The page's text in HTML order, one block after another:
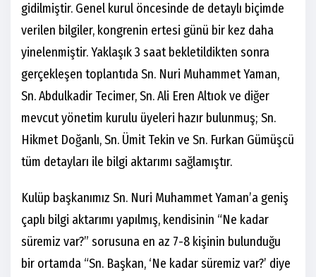
gidilmiştir. Genel kurul öncesinde de detaylı biçimde
verilen bilgiler, kongrenin ertesi günü bir kez daha
yinelenmiştir. Yaklaşık 3 saat bekletildikten sonra
gerçekleşen toplantıda Sn. Nuri Muhammet Yaman,
Sn. Abdulkadir Tecimer, Sn. Ali Eren Altıok ve diğer
mevcut yönetim kurulu üyeleri hazır bulunmuş; Sn.
Hikmet Doğanlı, Sn. Ümit Tekin ve Sn. Furkan Gümüşcü
tüm detayları ile bilgi aktarımı sağlamıştır.
Kulüp başkanımız Sn. Nuri Muhammet Yaman’a geniş
çaplı bilgi aktarımı yapılmış, kendisinin “Ne kadar
süremiz var?” sorusuna en az 7-8 kişinin bulunduğu
bir ortamda “Sn. Başkan, ‘Ne kadar süremiz var?’ diye